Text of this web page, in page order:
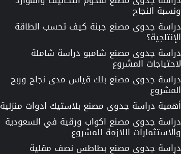
ونسبة النجاح
دراسة جدوى مصنع جبنة كيف تحسب الطاقة
الإنتاجية؟
دراسة جدوى مصنع شامبو دراسة شاملة
لاحتياجات المشروع
دراسة جدوى مصنع بلك قياس مدى نجاح وربح
المشروع
أهمية دراسة جدوى مصنع بلاستيك ادوات منزلية
دراسة جدوى مصنع اكواب ورقية في السعودية
والاستثمارات اللازمة للمشروع
دراسة جدوى مصنع بطاطس نصف مقلية